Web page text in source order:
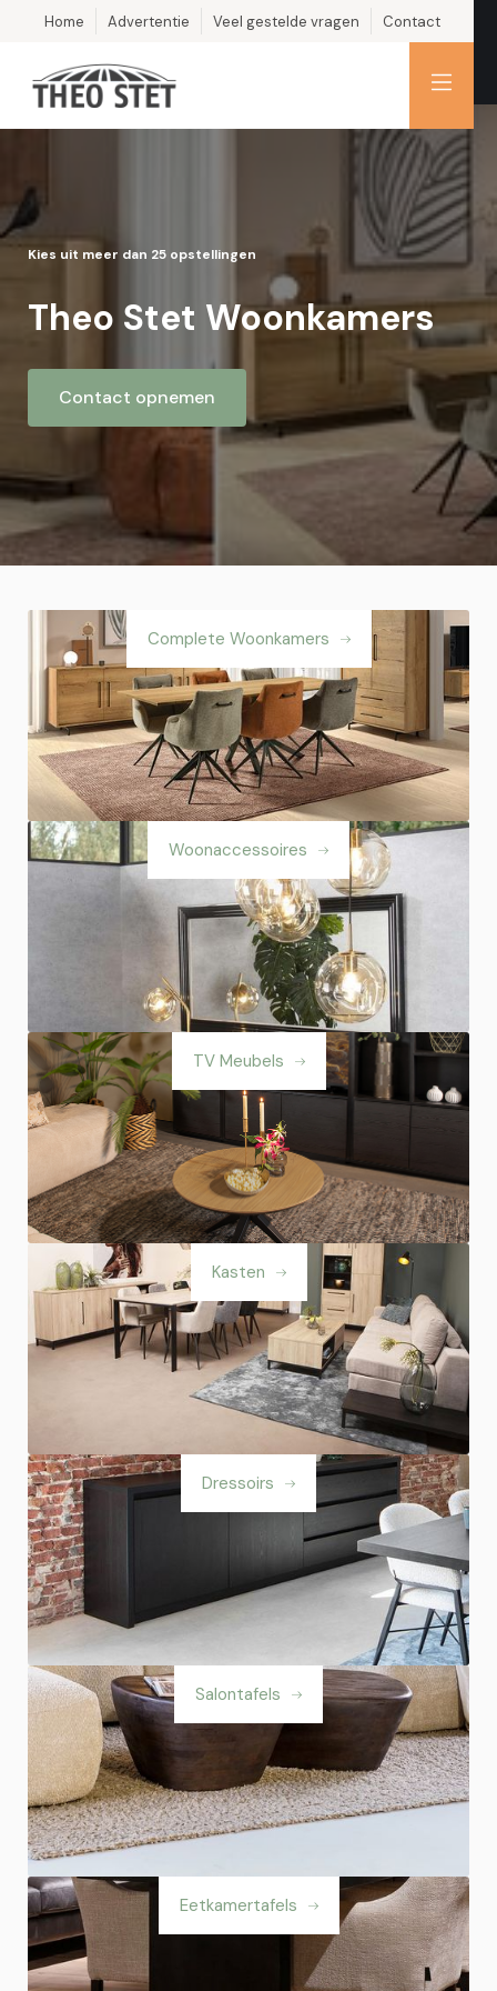
Home Advertentie Veel gestelde vragen Contact
Kies uit meer dan 25 opstellingen
Theo Stet Woonkamers
Contact opnemen
Complete Woonkamers
Woonaccessoires
TV Meubels
Kasten
Dressoirs
Salontafels
Eetkamertafels